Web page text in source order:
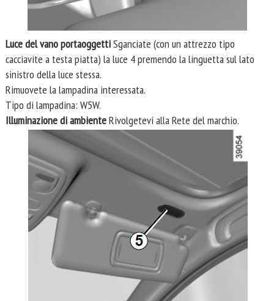
Luce del vano portaoggettiSganciate (con un attrezzo tipo
cacciavite a testa piatta) la luce 4 premendo la linguetta sul lato
sinistro della luce stessa.
Rimuovete la lampadina interessata.
Tipo di lampadina: W5W.
Illuminazione di ambienteRivolgetevi alla Rete del marchio.